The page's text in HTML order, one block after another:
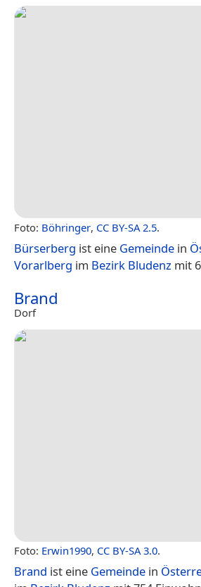
Foto: Böhringer, CC BY-SA 2.5.
Bürserberg ist eine Gemeinde in
Vorarlberg im Bezirk Bludenz mit
Brand
Dorf
Foto: Erwin1990, CC BY-SA 3.0.
Brand ist eine Gemeinde in